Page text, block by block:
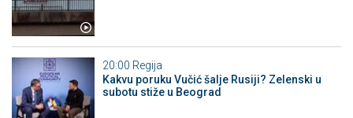
20:00 Regija
Kakvu poruku Vučić šalje Rusiji? Zelenski u
subotu stiže u Beograd